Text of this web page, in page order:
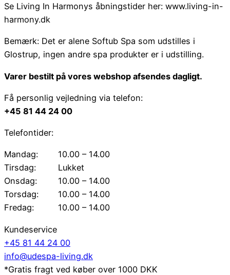
Se Living In Harmonys åbningstider her: www.living-in-
harmony.dk
Bemærk: Det er alene Softub Spa som udstilles i
Glostrup, ingen andre spa produkter er i udstilling.
Varer bestilt på vores webshop afsendes dagligt.
Få personlig vejledning via telefon:
+45 81 44 24 00
Telefontider:
Mandag:
10.00 – 14.00
Tirsdag:
Lukket
Onsdag:
10.00 – 14.00
Torsdag:
10.00 – 14.00
Fredag:
10.00 – 14.00
Kundeservice
+45 81 44 24 00
info@udespa-living.dk
*Gratis fragt ved køber over 1000 DKK